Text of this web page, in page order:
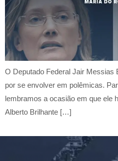
O Deputado Federal Jair Messias
por se envolver em polêmicas.
lembramos a ocasião em que ele
Alberto Brilhante […]